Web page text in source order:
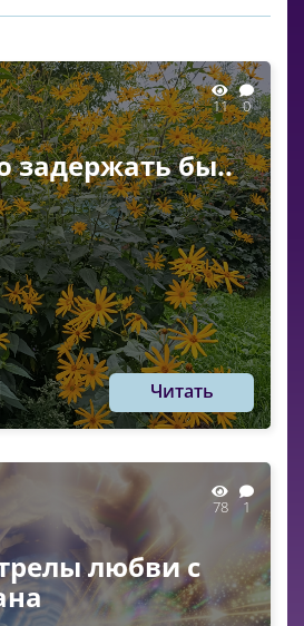
11 0
задержать бы..
Читать
78 1
любви с